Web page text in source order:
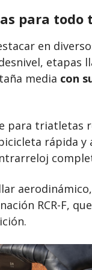
para todo
en
etapas
media con
para triatletas
rápida y
RCR-F,